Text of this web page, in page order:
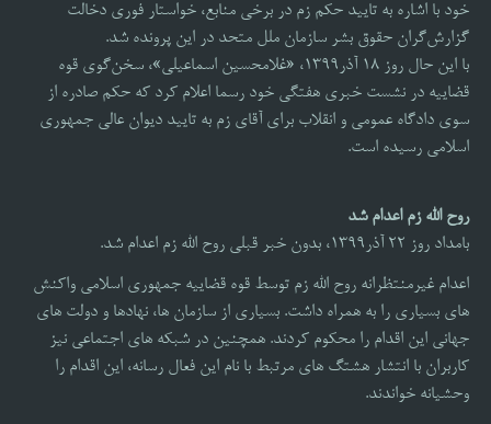
خود با اشاره به تایید حکم زم در برخی منابع، خواستار فوری دخالت
گزارش‌گران حقوق بشر سازمان ملل متحد در این پرونده شد.
با این حال روز ۱۸ آذر۱۳۹۹، «غلامحسین اسماعیلی»، سخن‌گوی قوه
قضاییه در نشست خبری هفتگی خود رسما اعلام کرد که حکم صادره از
سوی دادگاه عمومی و انقلاب برای آقای زم به تایید دیوان عالی جمهوری
اسلامی رسیده است.
روح الله زم اعدام شد
بامداد روز ۲۲ آذر۱۳۹۹، بدون خبر قبلی روح الله زم اعدام شد.
اعدام غیرمنتظرانه روح الله زم توسط قوه قضاییه جمهوری اسلامی واکنش
های بسیاری را به همراه داشت. بسیاری از سازمان ها، نهادها و دولت های
جهانی این اقدام را محکوم کردند. همچنین در شبکه های اجتماعی نیز
کاربران با انتشار هشتگ های مرتبط با نام این فعال رسانه، این اقدام را
وحشیانه خواندند.